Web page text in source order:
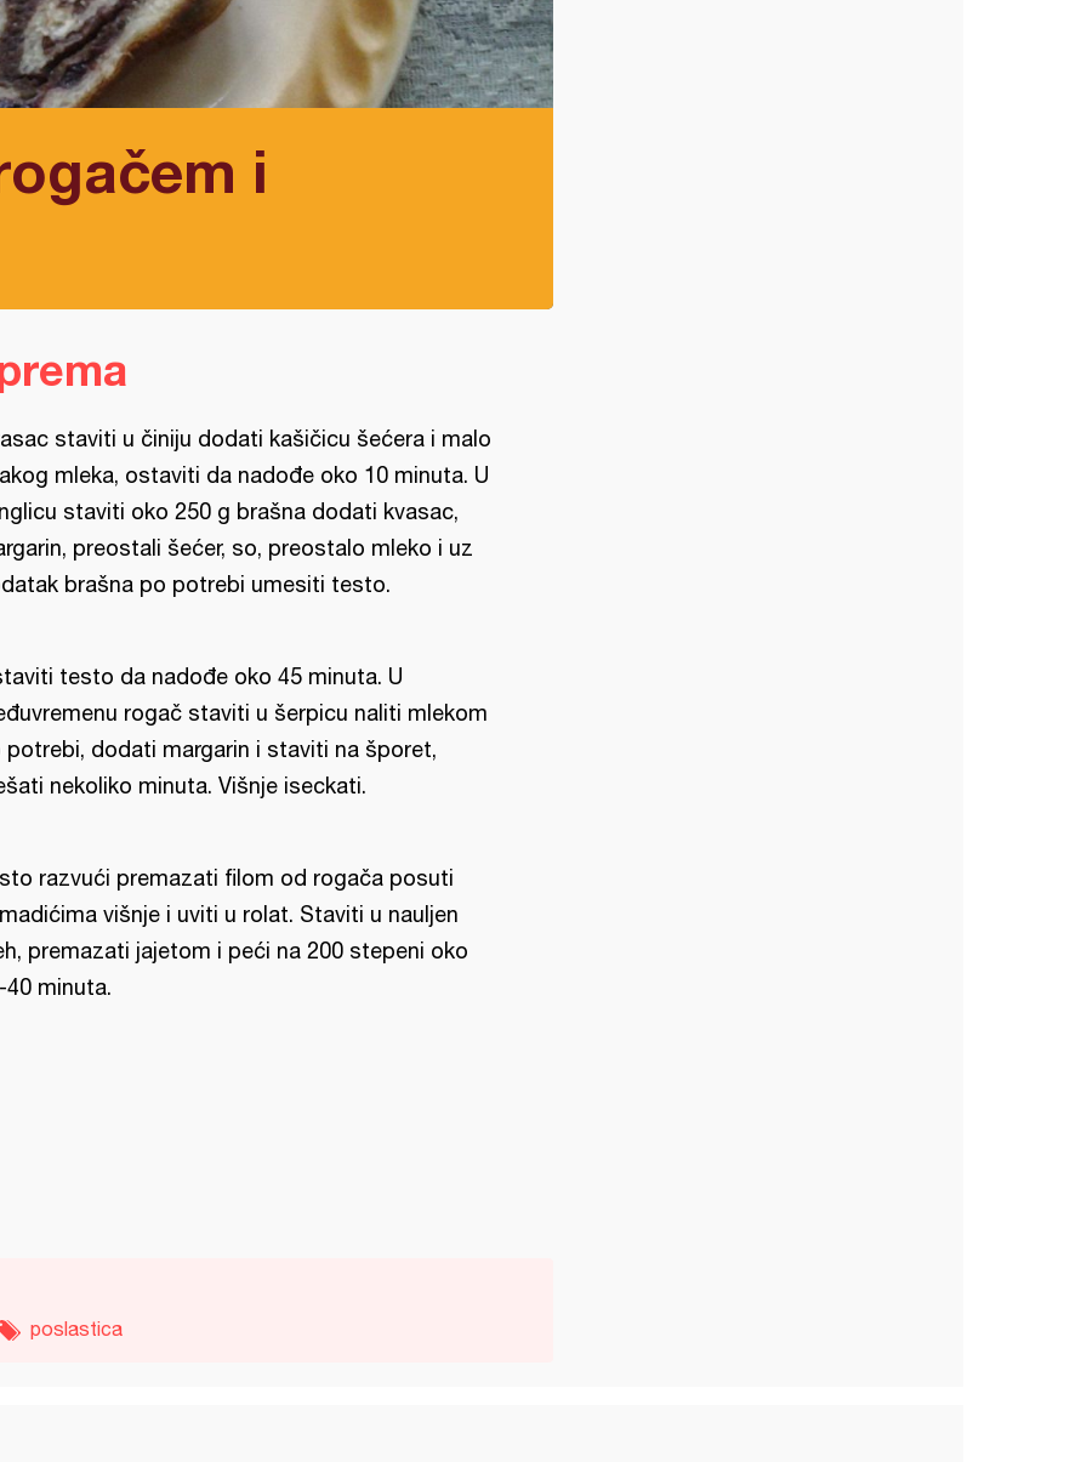
i
staviti u činiju dodati kašičicu šećera i malo
mleka, ostaviti da nadođe oko 10 minuta. U
staviti oko 250 g brašna dodati kvasac,
preostali šećer, so, preostalo mleko i uz
brašna po potrebi umesiti testo.
testo da nadođe oko 45 minuta. U
rogač staviti u šerpicu naliti mlekom
potrebi, dodati margarin i staviti na šporet,
nekoliko minuta. Višnje iseckati.
razvući premazati filom od rogača posuti
višnje i uviti u rolat. Staviti u nauljen
premazati jajetom i peći na 200 stepeni oko
40 minuta.
poslastica